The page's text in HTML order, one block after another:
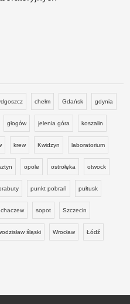
chełm Gdańsk gdynia
głogów jelenia góra koszalin
krew Kwidzyn laboratorium
opole ostrołęka otwock
punkt pobrań pułtusk
sopot Szczecin
śląski Wrocław Łódź